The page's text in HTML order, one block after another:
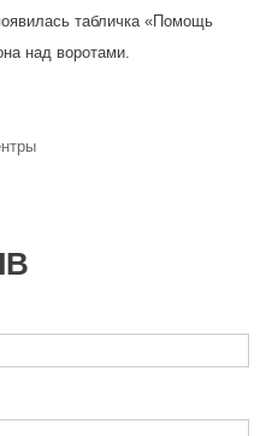
табличка «Помощь
над воротами.